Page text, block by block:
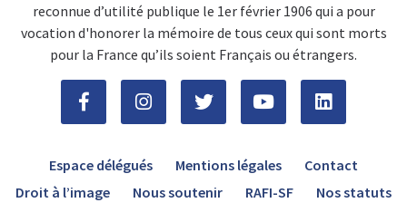
reconnue d’utilité publique le 1er février 1906 qui a pour
vocation d'honorer la mémoire de tous ceux qui sont morts
pour la France qu’ils soient Français ou étrangers.
Espace délégués Mentions légales
Contact
Droit à l’image
Nous soutenir RAFI-SF Nos statuts